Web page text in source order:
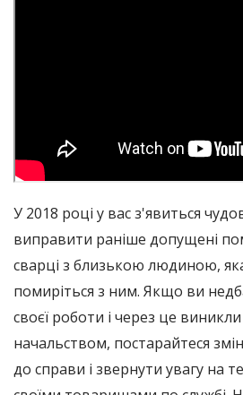
У 2018 році у вас з'явиться
виправити раніше допущені
сварці з близькою людиною,
помиріться з ним. Якщо ви
своєї роботи і через це
начальством, постарайтеся
до справи і звернути увагу на